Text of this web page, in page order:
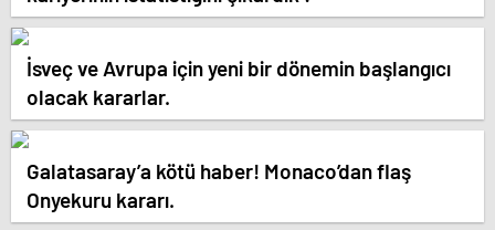
İsveç ve Avrupa için yeni bir dönemin başlangıcı
olacak kararlar.
Galatasaray’a kötü haber! Monaco’dan flaş
Onyekuru kararı.